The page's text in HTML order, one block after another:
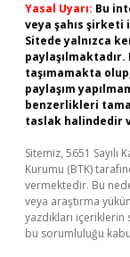
Yasal Uyarı: Bu
veya şahıs şirketi
Sitede yalnızca
taşımamakta
paylaşım
benzerlikleri
taslak halindedir
Sitemiz, 5651
Kurumu (BTK)
vermektedir. Bu
veya araştırma
yazdıkları
bu sorumluluğu